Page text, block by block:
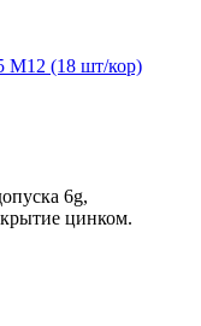
M12 (18 шт/кор)
6g,
цинком.